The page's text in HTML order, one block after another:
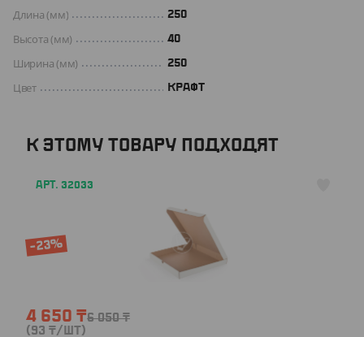
Длина (мм) 250
Высота (мм) 40
Ширина (мм) 250
Цвет КРАФТ
К ЭТОМУ ТОВАРУ ПОДХОДЯТ
АРТ. 32033
-23%
4 650 ₸6 050₸
(93 ₸/ШТ)